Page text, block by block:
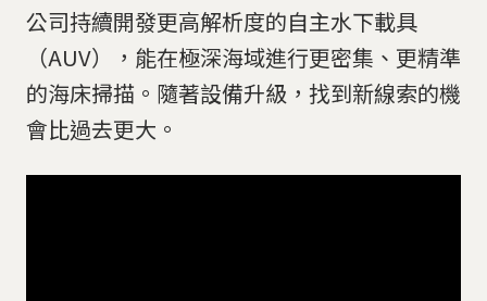
公司持續開發更高解析度的自主水下載具
（AUV），能在極深海域進行更密集、更精準
的海床掃描。隨著設備升級，找到新線索的機
會比過去更大。